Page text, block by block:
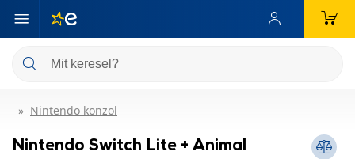
Nintendo konzol
Nintendo Switch Lite + Animal